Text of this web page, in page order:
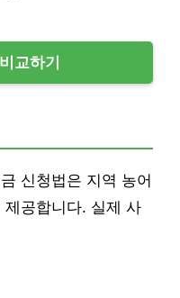
교하기
신청법은 지역 농어
제공합니다. 실제 사